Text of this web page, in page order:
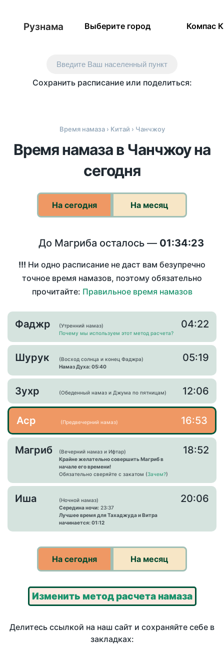
Рузнама Выберите город Компас
Введите Ваш населенный пункт
Сохранить расписание или поделиться:
Время намаза› Китай › Чанчжоу
Время намаза в Чанчжоу на
сегодня
На сегодня На месяц
До Магриба осталось — 01:34:23
!!! Ни одно расписание не даст вам безупречно
точное время намазов, поэтому обязательно
прочитайте: Правильное время намазов
Фаджр
(Утренний намаз)
Почему мы используем этот метод расчета?
04:22
Шурук
(Восход солнца и конец Фаджра)
Намаз Духа: 05:40
05:19
Зухр (Обеденный намаз и Джума по пятницам) 12:06
Аср (Предвечерний намаз) 16:53
Магриб
(Вечерний намаз и Ифтар)
Крайне желательно совершить Магриб в
начале его времени!
Обязательно сверяйте с закатом (Зачем?)
18:52
Иша
(Ночной намаз)
Середина ночи: 23:37
Лучшее время для Тахаджуда и Витра
начинается: 01:12
20:06
На сегодня На месяц
Изменить метод расчета намаза
Делитесь ссылкой на наш сайт и сохраняйте себе в
закладках: